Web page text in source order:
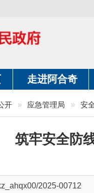
走进阿合奇 政
奇县应急管理局